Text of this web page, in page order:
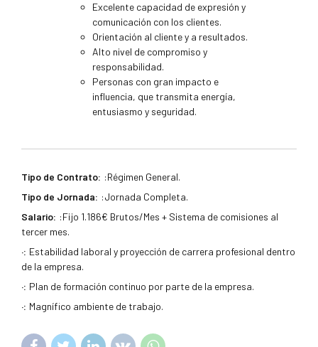
Excelente capacidad de expresión y
comunicación con los clientes.
Orientación al cliente y a resultados.
Alto nivel de compromiso y
responsabilidad.
Personas con gran impacto e
influencia, que transmita energía,
entusiasmo y seguridad.
Tipo de Contrato: :Régimen General.
Tipo de Jornada: :Jornada Completa.
Salario: :Fijo 1.186€ Brutos/Mes + Sistema de comisiones al
tercer mes.
·: Estabilidad laboral y proyección de carrera profesional dentro
de la empresa.
·: Plan de formación continuo por parte de la empresa.
·: Magnífico ambiente de trabajo.